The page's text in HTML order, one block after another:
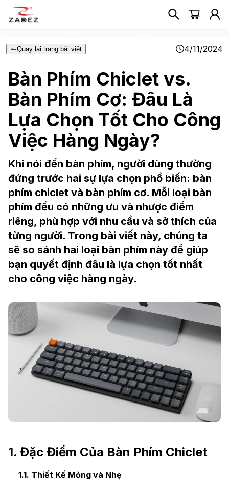
Quay lại trang bài viết 4/11/2024
Bàn Phím Chiclet vs.
Bàn Phím Cơ: Đâu Là
Lựa Chọn Tốt Cho Công
Việc Hàng Ngày?
Khi nói đến bàn phím, người dùng thường
đứng trước hai sự lựa chọn phổ biến: bàn
phím chiclet và bàn phím cơ. Mỗi loại bàn
phím đều có những ưu và nhược điểm
riêng, phù hợp với nhu cầu và sở thích của
từng người. Trong bài viết này, chúng ta
sẽ so sánh hai loại bàn phím này để giúp
bạn quyết định đâu là lựa chọn tốt nhất
cho công việc hàng ngày.
1. Đặc Điểm Của Bàn Phím Chiclet
1.1. Thiết Kế Mỏng và Nhẹ